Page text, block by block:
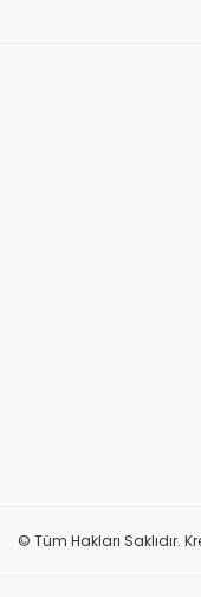
© Tüm Hakları Saklıdır.